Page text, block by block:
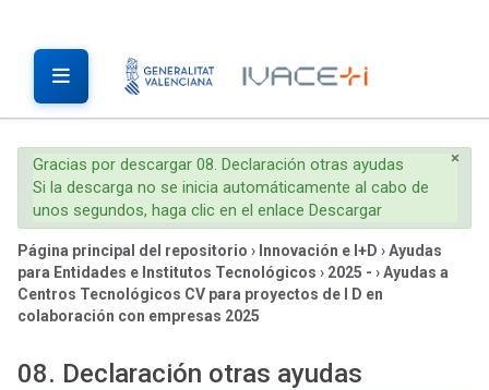
×
Gracias por descargar 08. Declaración otras ayudas
Si la descarga no se inicia automáticamente al cabo de
unos segundos, haga clic en el enlace Descargar
Página principal del repositorio › Innovación e I+D ›Ayudas
para Entidades e Institutos Tecnológicos › 2025 - ›Ayudas a
Centros Tecnológicos CV para proyectos de I D en
colaboración con empresas 2025
08. Declaración otras ayudas